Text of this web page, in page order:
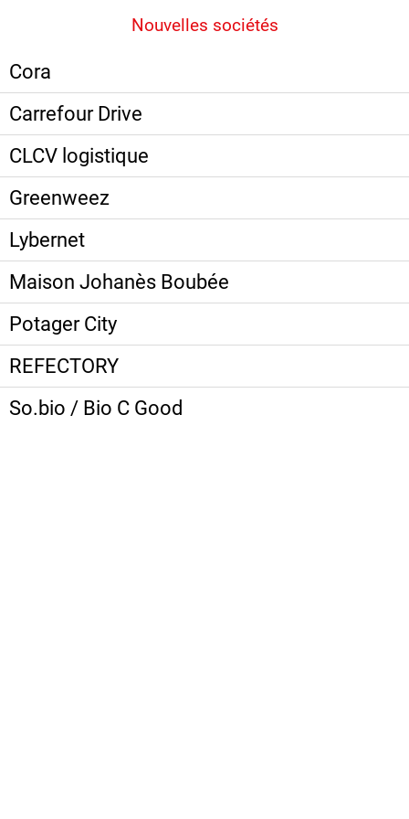
Nouvelles sociétés
Cora
Carrefour Drive
CLCV logistique
Greenweez
Lybernet
Maison Johanès Boubée
Potager City
REFECTORY
So.bio / Bio C Good